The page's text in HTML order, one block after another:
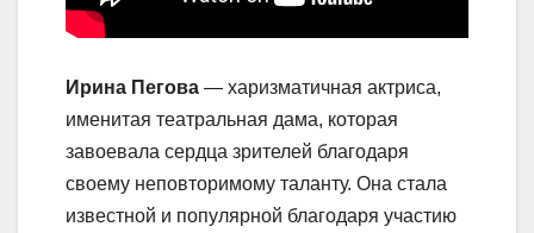
Ирина Пегова — харизматичная актриса,
именитая театральная дама, которая
завоевала сердца зрителей благодаря
своему неповторимому таланту. Она стала
известной и популярной благодаря участию